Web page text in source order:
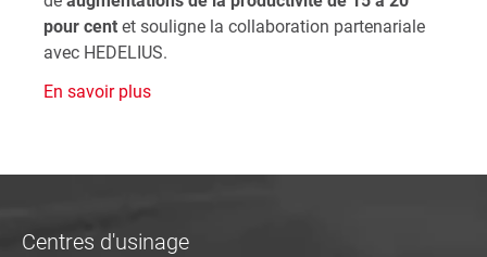
pour cent et souligne la collaboration partenariale
avec HEDELIUS.
En savoir plus
Centres d'usinage